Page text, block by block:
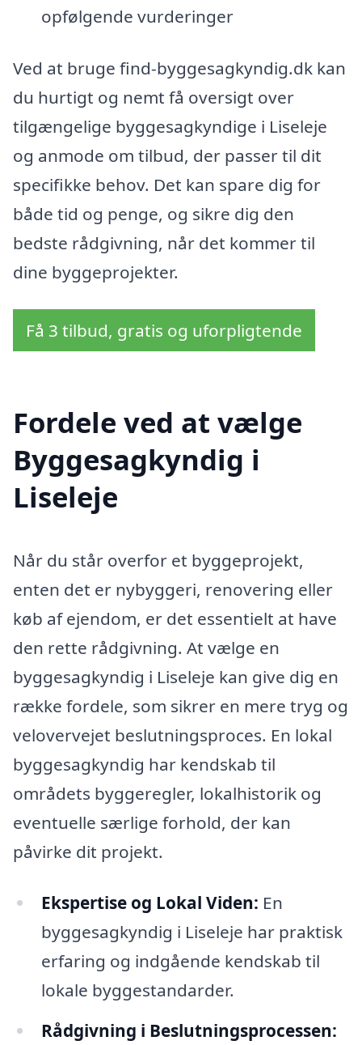
opfølgende vurderinger
Ved at bruge find-byggesagkyndig.dk kan
du hurtigt og nemt få oversigt over
tilgængelige byggesagkyndige i Liseleje
og anmode om tilbud, der passer til dit
specifikke behov. Det kan spare dig for
både tid og penge, og sikre dig den
bedste rådgivning, når det kommer til
dine byggeprojekter.
Få 3 tilbud, gratis og uforpligtende
Fordele ved at vælge
Byggesagkyndig i
Liseleje
Når du står overfor et byggeprojekt,
enten det er nybyggeri, renovering eller
køb af ejendom, er det essentielt at have
den rette rådgivning. At vælge en
byggesagkyndig i Liseleje kan give dig en
række fordele, som sikrer en mere tryg og
velovervejet beslutningsproces. En lokal
byggesagkyndig har kendskab til
områdets byggeregler, lokalhistorik og
eventuelle særlige forhold, der kan
påvirke dit projekt.
Ekspertise og Lokal Viden: En
byggesagkyndig i Liseleje har praktisk
erfaring og indgående kendskab til
lokale byggestandarder.
Rådgivning i Beslutningsprocessen: